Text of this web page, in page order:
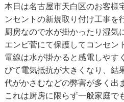
本日は名古屋市天白区のお客様
ンセントの新規取り付け工事を
厨房なので水が掛かったり湿気
エンビ菅にて保護してコンセン
電線は水が掛かると感電しやす
びて電気抵抗が大きくなり、結
代がかさむなどの弊害が多く出
これは厨房に限らず一般家庭で